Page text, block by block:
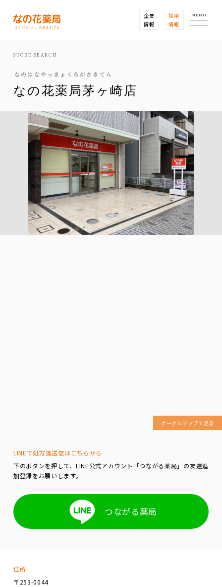
企業
情報
採用
情報
MENU
STORE SEARCH
なのはなやっきょくちがさきてん
なの花薬局茅ヶ崎店
グーグルマップで見る
LINEで処方箋送信はこちらから
下のボタンを押して、LINE公式アカウント「つながる薬局」の友達追
加登録をお願いします。
つながる薬局
住所
〒253-0044